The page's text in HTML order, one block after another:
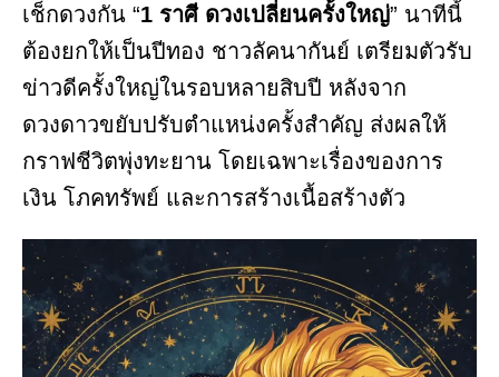
เช็กดวงกัน “1 ราศี ดวงเปลี่ยนครั้งใหญ่” นาทีนี้
ต้องยกให้เป็นปีทอง ชาวลัคนากันย์ เตรียมตัวรับ
ข่าวดีครั้งใหญ่ในรอบหลายสิบปี หลังจาก
ดวงดาวขยับปรับตำแหน่งครั้งสำคัญ ส่งผลให้
กราฟชีวิตพุ่งทะยาน โดยเฉพาะเรื่องของการ
เงิน โภคทรัพย์ และการสร้างเนื้อสร้างตัว